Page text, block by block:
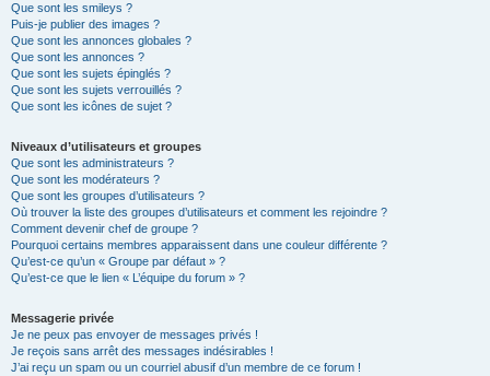
Que sont les smileys ?
Puis-je publier des images ?
Que sont les annonces globales ?
Que sont les annonces ?
Que sont les sujets épinglés ?
Que sont les sujets verrouillés ?
Que sont les icônes de sujet ?
Niveaux d’utilisateurs et groupes
Que sont les administrateurs ?
Que sont les modérateurs ?
Que sont les groupes d’utilisateurs ?
Où trouver la liste des groupes d’utilisateurs et comment les rejoindre ?
Comment devenir chef de groupe ?
Pourquoi certains membres apparaissent dans une couleur différente ?
Qu’est-ce qu’un « Groupe par défaut » ?
Qu’est-ce que le lien « L’équipe du forum » ?
Messagerie privée
Je ne peux pas envoyer de messages privés !
Je reçois sans arrêt des messages indésirables !
J’ai reçu un spam ou un courriel abusif d’un membre de ce forum !